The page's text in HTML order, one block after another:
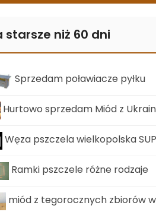
starsze niż 60 dni
Sprzedam poławiacze pyłku
Hurtowo sprzedam Miód z
Węza pszczela wielkopolska
Ramki pszczele różne rodzaje
miód z tegorocznych zbiorów